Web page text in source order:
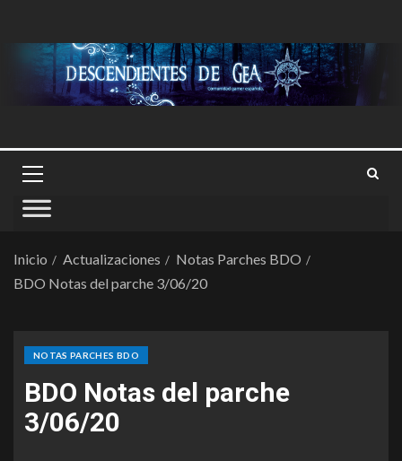
Inicio Actualizaciones
Notas Parches BDO
BDO Notas del parche 3/06/20
NOTAS PARCHES BDO
BDO Notas del parche
3/06/20